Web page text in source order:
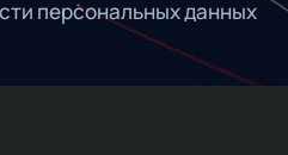
персональных данных